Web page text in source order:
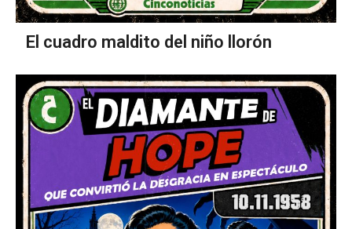
El cuadro maldito del niño llorón